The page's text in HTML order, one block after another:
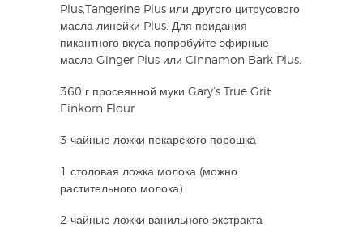
Plus,Tangerine Plus или другого цитрусового
масла линейки Plus. Для придания
пикантного вкуса попробуйте эфирные
масла Ginger Plus или Cinnamon Bark Plus.
360 г просеянной муки Gary’s True Grit
Einkorn Flour
3 чайные ложки пекарского порошка
1 столовая ложка молока (можно
растительного молока)
2 чайные ложки ванильного экстракта